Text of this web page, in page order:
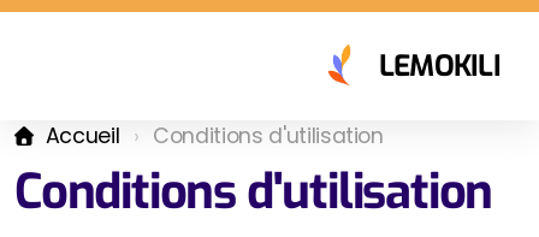
LEMOKILI
Accueil Conditions d'utilisation
Conditions d'utilisation